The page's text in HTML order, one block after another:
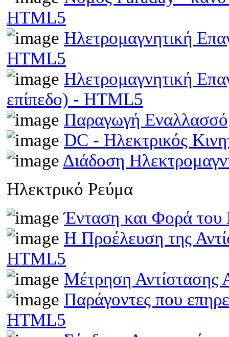
HTML5
Ηλετρομαγνητική
HTML5
Ηλετρομαγνητική
επίπεδο) - HTML5
Παραγωγή
DC - Ηλεκτρικός
Διάδοση
Ηλεκτρικό Ρεύμα
Ένταση και Φορά του
Η Προέλευση της
HTML5
Μέτρηση Αντίστασης
Παράγοντες που
HTML5